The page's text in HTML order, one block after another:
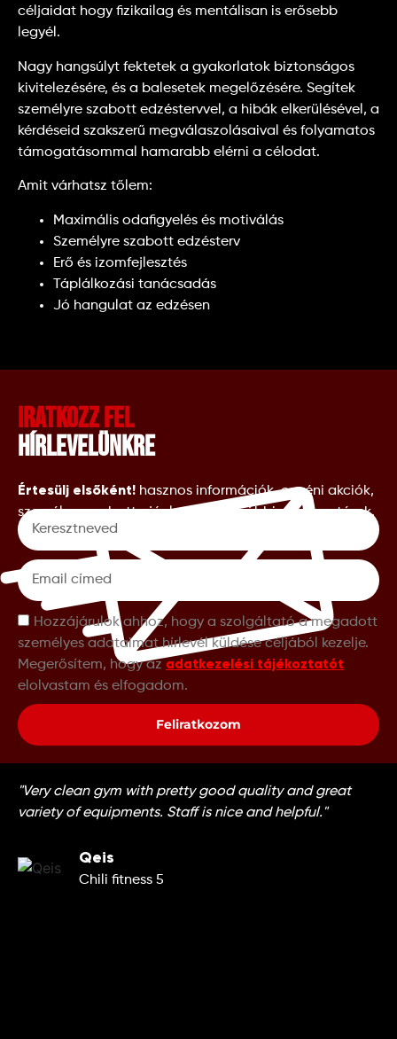
céljaidat hogy fizikailag és mentálisan is erősebb
legyél.
Nagy hangsúlyt fektetek a gyakorlatok biztonságos
kivitelezésére, és a balesetek megelőzésére. Segítek
személyre szabott edzéstervvel, a hibák elkerülésével, a
kérdéseid szakszerű megválaszolásaival és folyamatos
támogatásommal hamarabb elérni a célodat.
Amit várhatsz tőlem:
Maximális odafigyelés és motiválás
Személyre szabott edzésterv
Erő és izomfejlesztés
Táplálkozási tanácsadás
Jó hangulat az edzésen
Iratkozz fel
hírlevelünkre
Értesülj elsőként! hasznos információk, egyéni akciók,
személyre szabott ajánlatok és további meglepetések.
Hozzájárulok ahhoz, hogy a szolgáltató a megadott
személyes adataimat hírlevél küldése céljából kezelje.
Megerősítem, hogy az adatkezelési tájékoztatót
elolvastam és elfogadom.
Feliratkozom
"Very clean gym with pretty good quality and great
variety of equipments. Staff is nice and helpful."
Qeis
Chili fitness 5